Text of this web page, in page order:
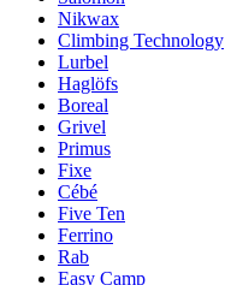
Nikwax
Climbing Technology
Lurbel
Haglöfs
Boreal
Grivel
Primus
Fixe
Cébé
Five Ten
Ferrino
Rab
Easy Camp